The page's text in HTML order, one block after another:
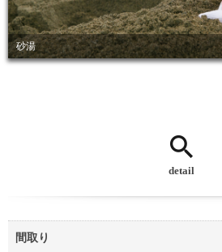
砂湯
detail
間取り